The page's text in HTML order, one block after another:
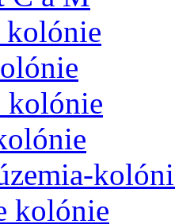
kolónie
kolónie
kolónie